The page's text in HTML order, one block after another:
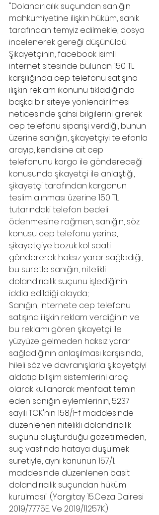
"Dolandırıcılık suçundan sanığın
mahkumiyetine ilişkin hüküm, sanık
tarafından temyiz edilmekle, dosya
incelenerek gereği düşünüldü:
Şikayetçinin, facebook isimli
internet sitesinde bulunan 150 TL
karşılığında cep telefonu satışına
ilişkin reklam ikonunu tıkladığında
başka bir siteye yönlendirilmesi
neticesinde şahsi bilgilerini girerek
cep telefonu siparişi verdiği, bunun
üzerine sanığın, şikayetçiyi telefonla
arayıp, kendisine ait cep
telefonunu kargo ile göndereceği
konusunda şikayetçi ile anlaştığı,
şikayetçi tarafından kargonun
teslim alınması üzerine 150 TL
tutarındaki telefon bedeli
ödenmesine rağmen, sanığın, söz
konusu cep telefonu yerine,
şikayetçiye bozuk kol saati
göndererek haksız yarar sağladığı,
bu suretle sanığın, nitelikli
dolandırıcılık suçunu işlediğinin
iddia edildiği olayda;
Sanığın, internete cep telefonu
satışına ilişkin reklam verdiğinin ve
bu reklamı gören şikayetçi ile
yüzyüze gelmeden haksız yarar
sağladığının anlaşılması karşısında,
hileli söz ve davranışlarla şikayetçiyi
aldatıp bilişim sistemlerini araç
olarak kullanarak menfaat temin
eden sanığın eylemlerinin, 5237
sayılı TCK'nın 158/1-f maddesinde
düzenlenen nitelikli dolandırıcılık
suçunu oluşturduğu gözetilmeden,
suç vasfında hataya düşülmek
suretiyle, aynı kanunun 157/1.
maddesinde düzenlenen basit
dolandırıcılık suçundan hüküm
kurulması" (Yargıtay 15.Ceza Dairesi
2019/7775E. Ve 2019/11257K.)